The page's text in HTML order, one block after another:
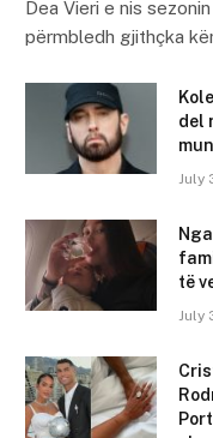
Dea Vieri e nis
përmbledh gjithçka
del
July
të
July